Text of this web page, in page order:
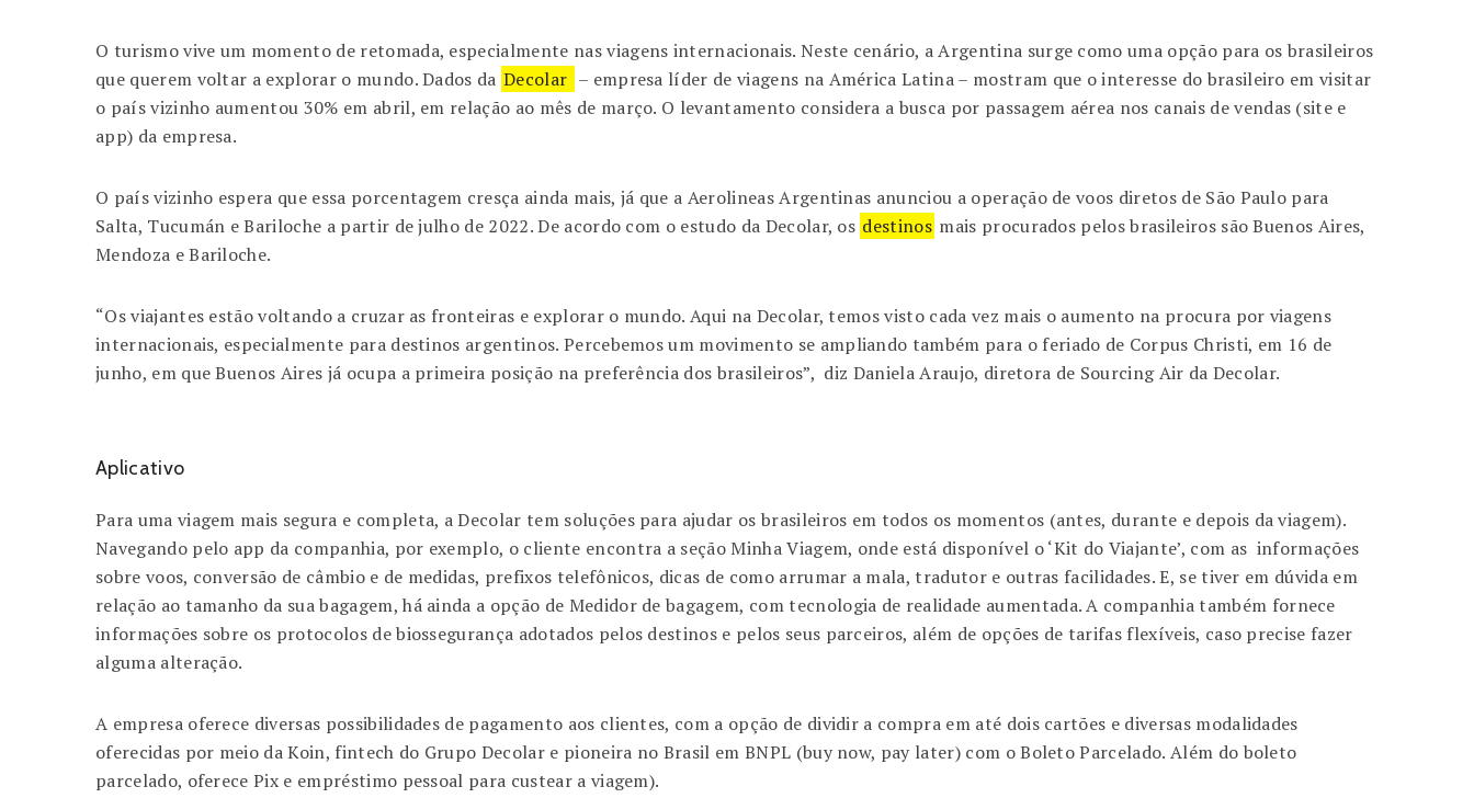
O turismo vive um momento de retomada, especialmente nas viagens internacionais. Neste cenário, a Argentina surge como uma opção para os brasileiros
que querem voltar a explorar o mundo. Dados da Decolar – empresa líder de viagens na América Latina – mostram que o interesse do brasileiro em visitar
o país vizinho aumentou 30% em abril, em relação ao mês de março. O levantamento considera a busca por passagem aérea nos canais de vendas (site e
app) da empresa.
O país vizinho espera que essa porcentagem cresça ainda mais, já que a Aerolineas Argentinas anunciou a operação de voos diretos de São Paulo para
Salta, Tucumán e Bariloche a partir de julho de 2022. De acordo com o estudo da Decolar, os destinos mais procurados pelos brasileiros são Buenos Aires,
Mendoza e Bariloche.
“Os viajantes estão voltando a cruzar as fronteiras e explorar o mundo. Aqui na Decolar, temos visto cada vez mais o aumento na procura por viagens
internacionais, especialmente para destinos argentinos. Percebemos um movimento se ampliando também para o feriado de Corpus Christi, em 16 de
junho, em que Buenos Aires já ocupa a primeira posição na preferência dos brasileiros”, diz Daniela Araujo, diretora de Sourcing Air da Decolar.
Aplicativo
Para uma viagem mais segura e completa, a Decolar tem soluções para ajudar os brasileiros em todos os momentos (antes, durante e depois da viagem).
Navegando pelo app da companhia, por exemplo, o cliente encontra a seção Minha Viagem, onde está disponível o ‘Kit do Viajante’, com as informações
sobre voos, conversão de câmbio e de medidas, prefixos telefônicos, dicas de como arrumar a mala, tradutor e outras facilidades. E, se tiver em dúvida em
relação ao tamanho da sua bagagem, há ainda a opção de Medidor de bagagem, com tecnologia de realidade aumentada. A companhia também fornece
informações sobre os protocolos de biossegurança adotados pelos destinos e pelos seus parceiros, além de opções de tarifas flexíveis, caso precise fazer
alguma alteração.
A empresa oferece diversas possibilidades de pagamento aos clientes, com a opção de dividir a compra em até dois cartões e diversas modalidades
oferecidas por meio da Koin, fintech do Grupo Decolar e pioneira no Brasil em BNPL (buy now, pay later) com o Boleto Parcelado. Além do boleto
parcelado, oferece Pix e empréstimo pessoal para custear a viagem).